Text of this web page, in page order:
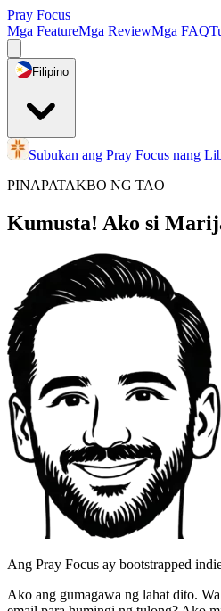
Pray Focus
Mga FeatureMga ReviewMga FAQ
Filipino
Subukan ang Pray Focus nang
PINAPATAKBO NG TAO
Kumusta! Ako si
Ang Pray Focus ay bootstrapped
Ako ang gumagawa ng lahat dito.